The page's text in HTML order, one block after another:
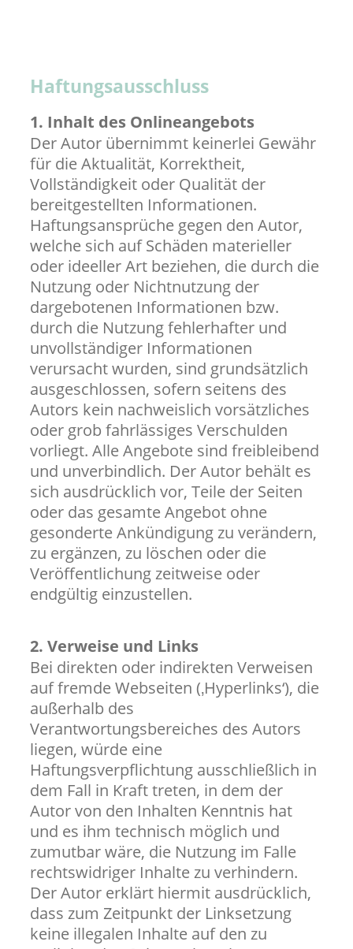
Haftungsausschluss
1. Inhalt des Onlineangebots
Der Autor übernimmt keinerlei Gewähr
für die Aktualität, Korrektheit,
Vollständigkeit oder Qualität der
bereitgestellten Informationen.
Haftungsansprüche gegen den Autor,
welche sich auf Schäden materieller
oder ideeller Art beziehen, die durch die
Nutzung oder Nichtnutzung der
dargebotenen Informationen bzw.
durch die Nutzung fehlerhafter und
unvollständiger Informationen
verursacht wurden, sind grundsätzlich
ausgeschlossen, sofern seitens des
Autors kein nachweislich vorsätzliches
oder grob fahrlässiges Verschulden
vorliegt. Alle Angebote sind freibleibend
und unverbindlich. Der Autor behält es
sich ausdrücklich vor, Teile der Seiten
oder das gesamte Angebot ohne
gesonderte Ankündigung zu verändern,
zu ergänzen, zu löschen oder die
Veröffentlichung zeitweise oder
endgültig einzustellen.
2. Verweise und Links
Bei direkten oder indirekten Verweisen
auf fremde Webseiten (‚Hyperlinks‘), die
außerhalb des
Verantwortungsbereiches des Autors
liegen, würde eine
Haftungsverpflichtung ausschließlich in
dem Fall in Kraft treten, in dem der
Autor von den Inhalten Kenntnis hat
und es ihm technisch möglich und
zumutbar wäre, die Nutzung im Falle
rechtswidriger Inhalte zu verhindern.
Der Autor erklärt hiermit ausdrücklich,
dass zum Zeitpunkt der Linksetzung
keine illegalen Inhalte auf den zu